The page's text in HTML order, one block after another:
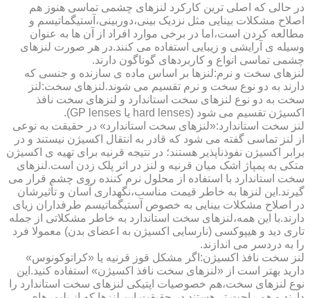
در حالی که اصلی ترین کارکرد لنزهای چشمی تماسی هنوز هم
اصلاح مشکلات بینایی مثل نزدیک بینی،دوربینی،آستیگماتیسم و
مطالعه کردن است،اما در برخی موارد افراد از آن ها به عنوان
وسیله ی آرایشی و زیبایی استفاده می کنند.در هر صورت لنزهای
چشمی تماسی انواع و کاربردهای گوناگون دارند.
لنزهای سخت و نرم:لنزها بر اساس ماده ی سازنده و جنسی که
دارند به دو نوع سخت و نرم تقسیم می شوند.لنزهای سخت:لنز
سخت به دو نوع لنزهای سخت استاندارد و لنزهای سخت نافذ
اکسیژن تقسیم می شود (hard lenses یا GP lenses).
لنز سخت استاندارد:«لنزهای سخت استاندارد» در حقیقت به نوعی
از لنز تماسی گفته می شود که قادر به انتقال اکسیژن نیستند و در
برابر اکسیژن نفوذناپذیر هستند؛ در نتیجه قرنیه برای تهیه ی اکسیژن
متکی به پمپاژ اشک میان قرنیه و لنز در اثر پلک زدن است.لنزهای
سخت استاندارد با استفاده از محلول نرم کننده روی چشم قرار می
گیرند.این لنزها به خاطر قیمت مناسب،نگهداری آسان و تأثیرشان
در اصلاح مشکلات بینایی به خصوص آستیگماتیسم طرفداران زیای
دارند.با این همه،لنزهای سخت استاندارد به خاطر مشکلاتی از جمله
تاری دید و هیپوکسی (نارسایی اکسیژن به اعضای بدن) معمولا فرد
را به دردسر می اندازند.
لنز سخت نافذ اکسیژن:اگر مشکل قوز قرنیه یا «کراتوکونوس»
دارید بهتر است از «لنزهای سخت نافذ اکسیژن» استفاده کنید.این
نوع لنزهای سخت،هم خصوصیات اپتیکی لنزهای سخت استاندارد را